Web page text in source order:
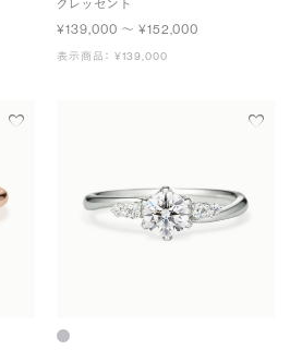
クレッセント
¥139,000 〜 ¥152,000
表示商品： ¥139,000